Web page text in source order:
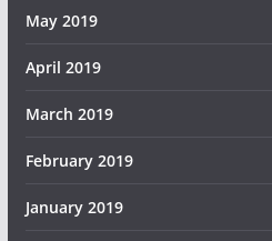
May 2019
April 2019
March 2019
February 2019
January 2019